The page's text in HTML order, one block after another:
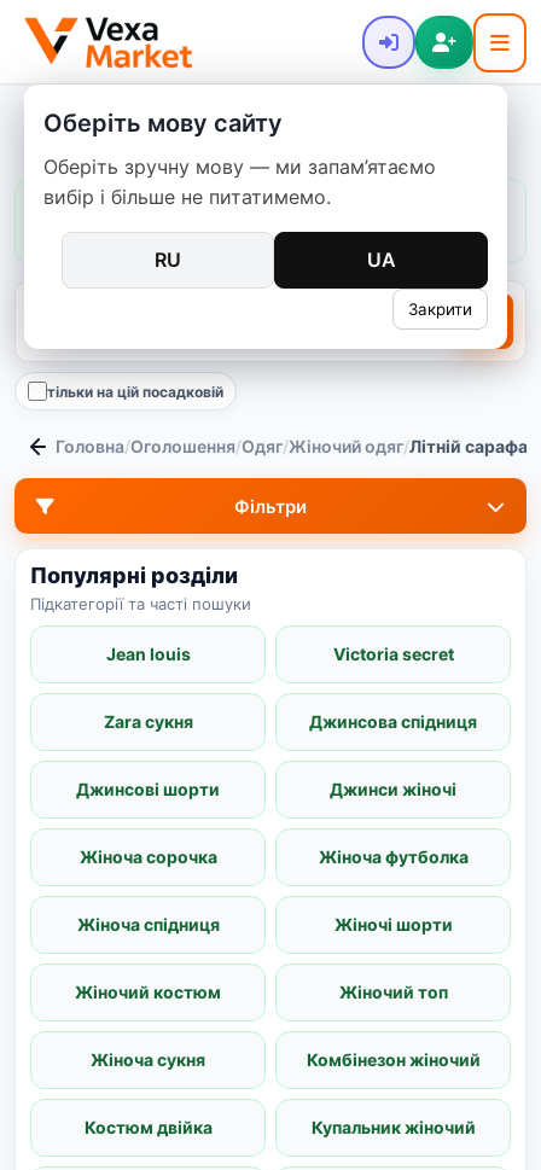
Оберіть мову сайту
Оберіть зручну мову — ми запам’ятаємо
вибір і більше не питатимемо.
RU UA
Закрити
Літні сарафани
Ціни в цій категорії:зазвичай225–3 200 ₴
медіана700 ₴4294пропозицій
тільки на цій посадковій
Головна/Оголошення/Одяг/Жіночий одяг/Літній сарафан
Фільтри
Популярні розділи
Підкатегорії та часті пошуки
Jean louis Victoria secret
Zara сукня Джинсова спідниця
Джинсові шорти Джинси жіночі
Жіноча сорочка Жіноча футболка
Жіноча спідниця Жіночі шорти
Жіночий костюм Жіночий топ
Жіноча сукня Комбінезон жіночий
Костюм двійка Купальник жіночий